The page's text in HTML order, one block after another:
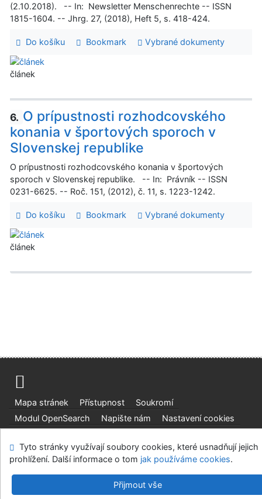
(2.10.2018). -- In: Newsletter Menschenrechte -- ISSN
1815-1604. -- Jhrg. 27, (2018), Heft 5, s. 418-424.
Do košíku Bookmark Vybrané dokumenty
článek
6. O prípustnosti rozhodcovského
konania v športových sporoch v
Slovenskej republike
O prípustnosti rozhodcovského konania v športových
sporoch v Slovenskej republike. -- In: Právník -- ISSN
0231-6625. -- Roč. 151, (2012), č. 11, s. 1223-1242.
Do košíku Bookmark Vybrané dokumenty
článek
Mapa stránek Přístupnost
Soukromí
Modul OpenSearch
Napište nám Nastavení cookies
Ústavní soud, IČO: 48513687, se sídlem Joštova 625/8,
660 83 Brno
©1993-2026IPACv.4.8.63a-Cosmotron Bohemia, s.r.o.
Tyto stránky využívají soubory cookies, které usnadňují jejich
prohlížení. Další informace o tom jak používáme cookies.
Přijmout vše